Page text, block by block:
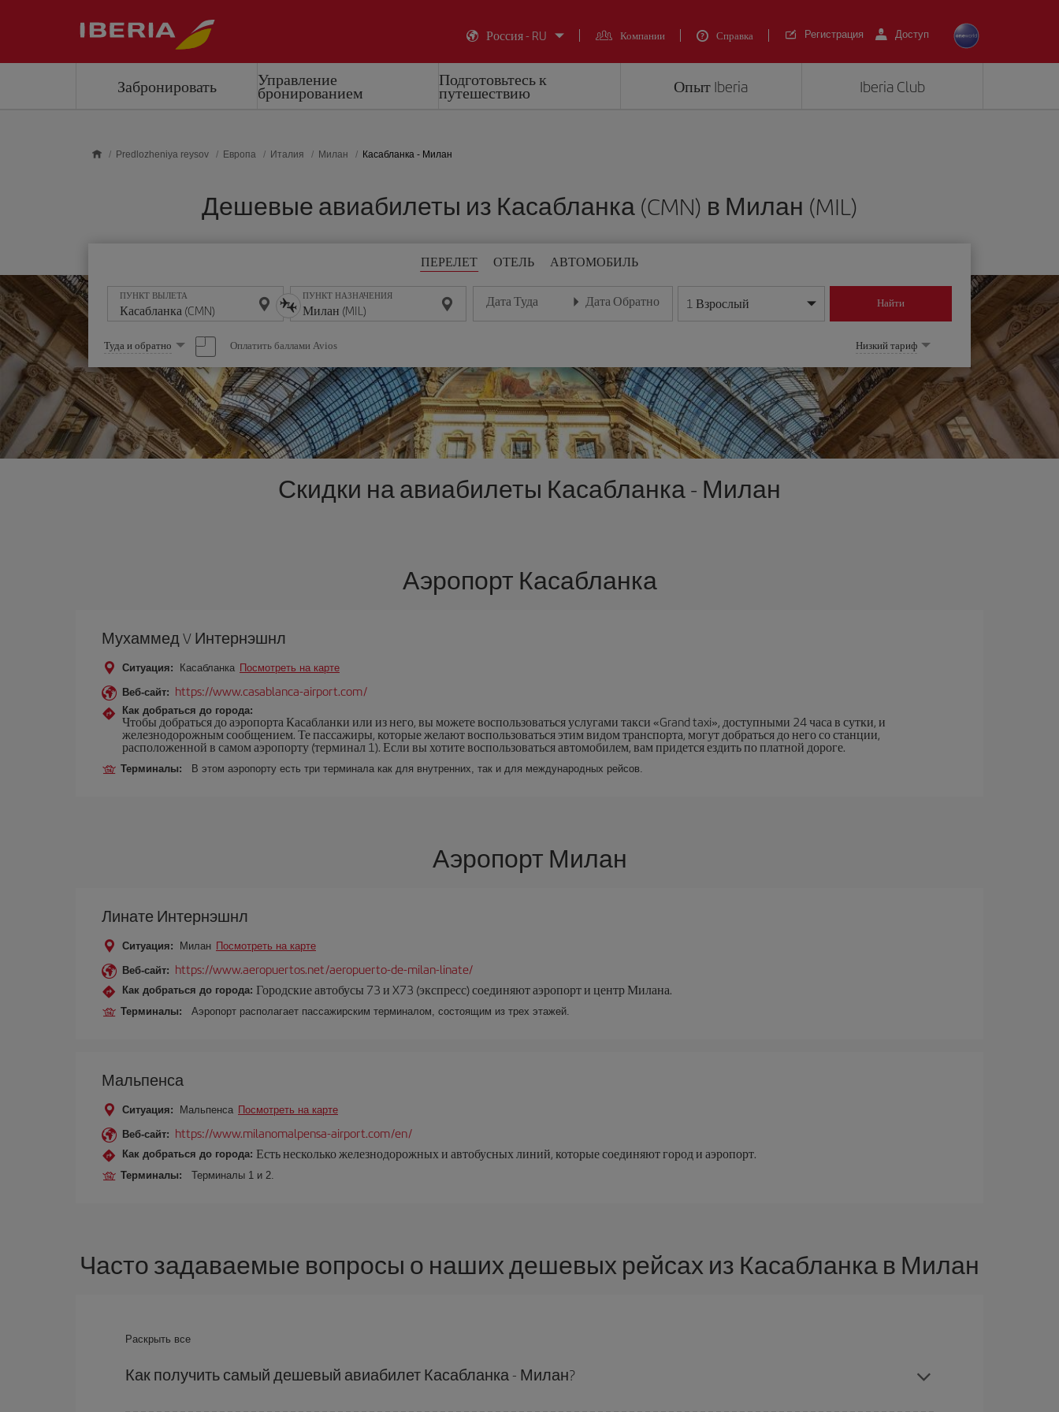
Россия - RU
Компании Справка Регистрация Доступ
Забронировать Управление
бронированием
Подготовьтесь к
путешествию Опыт Iberia Iberia Club
Predlozheniya reysov Европа Италия Милан Касабланка - Милан
Дешевые авиабилеты из Касабланка (CMN) в Милан (MIL)
ПЕРЕЛЕТ ОТЕЛЬ АВТОМОБИЛЬ
ПУНКТ ВЫЛЕТА ПУНКТ НАЗНАЧЕНИЯ Дата Туда
Введите дату в формате день/месяц/год
Дата Обратно
Введите дату в формате день/месяц/год
1 Взрослый Найти
Выберите
опцию
Туда и обратно Оплатить баллами Avios Низкий тариф
Скидки на авиабилеты Касабланка - Милан
Аэропорт Касабланка
Мухаммед V Интернэшнл
Ситуация: Касабланка Посмотреть на карте
Веб-сайт: https://www.casablanca-airport.com/
Как добраться до города:
Чтобы добраться до аэропорта Касабланки или из него, вы можете воспользоваться услугами такси «Grand taxi», доступными 24 часа в сутки, и
железнодорожным сообщением. Те пассажиры, которые желают воспользоваться этим видом транспорта, могут добраться до него со станции,
расположенной в самом аэропорту (терминал 1). Если вы хотите воспользоваться автомобилем, вам придется ездить по платной дороге.
Терминалы: В этом аэропорту есть три терминала как для внутренних, так и для международных рейсов.
Аэропорт Милан
Линате Интернэшнл
Ситуация: Милан Посмотреть на карте
Веб-сайт: https://www.aeropuertos.net/aeropuerto-de-milan-linate/
Как добраться до города: Городские автобусы 73 и X73 (экспресс) соединяют аэропорт и центр Милана.
Терминалы: Аэропорт располагает пассажирским терминалом, состоящим из трех этажей.
Мальпенса
Ситуация: Мальпенса Посмотреть на карте
Веб-сайт: https://www.milanomalpensa-airport.com/en/
Как добраться до города: Есть несколько железнодорожных и автобусных линий, которые соединяют город и аэропорт.
Терминалы: Терминалы 1 и 2.
Часто задаваемые вопросы о наших дешевых рейсах из Касабланка в Милан
Раскрыть все
Как получить самый дешевый авиабилет Касабланка - Милан?